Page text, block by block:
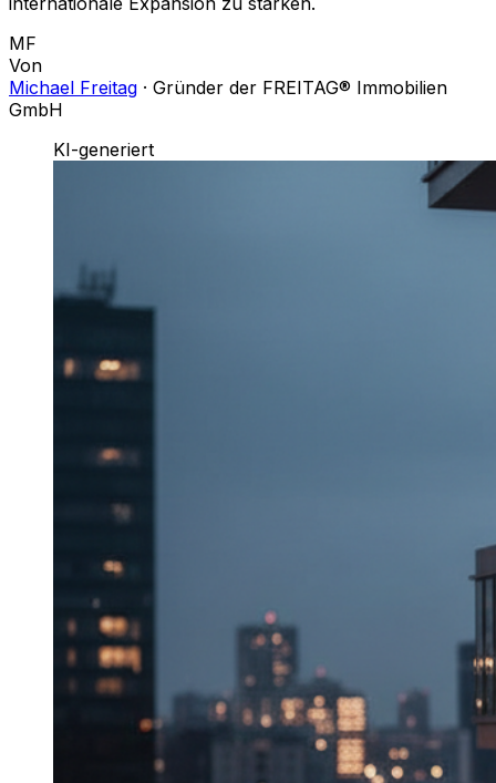
MF
Von
Michael Freitag · Gründer der FREITAG® Immobilien
GmbH
KI-generiert